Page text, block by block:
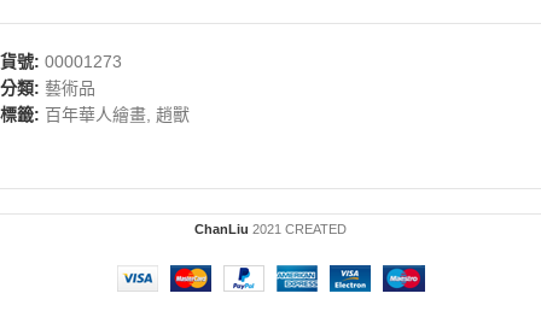
貨號: 00001273
分類: 藝術品
標籤: 百年華人繪畫 趙獸
ChanLiu 2021 CREATED